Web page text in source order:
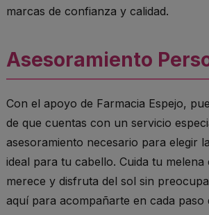
marcas de confianza y calidad.
Asesoramiento
Con el apoyo de Farmacia Espejo,
de que cuentas con un servicio
asesoramiento necesario para elegir
ideal para tu cabello. Cuida tu
merece y disfruta del sol sin
aquí para acompañarte en cada paso